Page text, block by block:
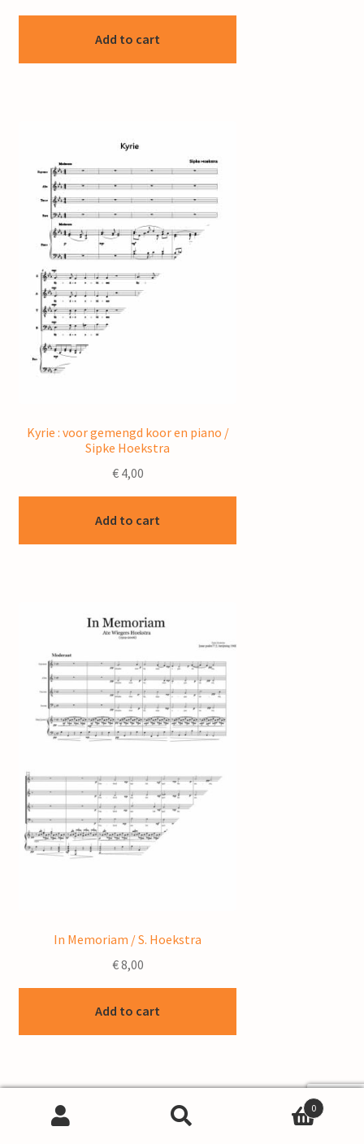
Add to cart
Kyrie : voor gemengd koor en piano /
Sipke Hoekstra
€4,00
Add to cart
In Memoriam / S. Hoekstra
€8,00
Add to cart
0